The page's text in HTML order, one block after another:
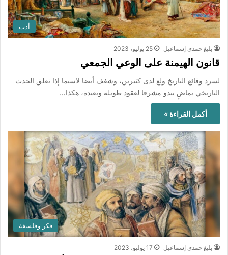
أدب
بليغ حمدي إسماعيل 25 يوليو، 2023
قانون الهيمنة على الوعي الجمعي
لسرد وقائع التاريخ ولع لدى كثيرين، وشغف أيضا لاسيما إذا تعلق الحدث
التاريخي بماضٍ يبدو مشرفا لعقود طويلة وبعيدة، هكذا…
أكمل القراءة »
فكر وفلسفة
بليغ حمدي إسماعيل 17 يوليو، 2023